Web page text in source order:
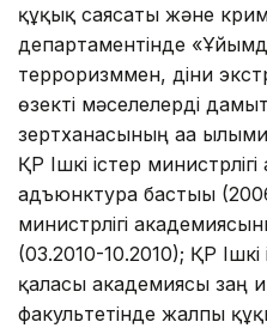
құқық саясаты және
департаментінде
терроризммен, діни
өзекті мәселелерді
зертханасының аға
ҚР Ішкі істер
адъюнктура бастығы
министрлігі
(03.2010-10.2010); ҚР
қаласы академиясы заң
факультетінде жалпы